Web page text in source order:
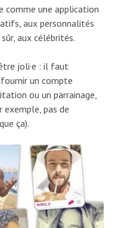
comme une application
aux personnalités
aux célébrités.
joli·e : il faut
un compte
ou un parrainage,
pas de
ça).